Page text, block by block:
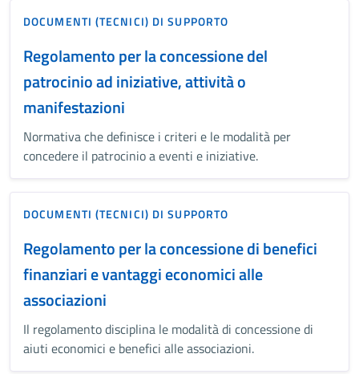
DOCUMENTI (TECNICI) DI SUPPORTO
Regolamento per la concessione del
patrocinio ad iniziative, attività o
manifestazioni
Normativa che definisce i criteri e le modalità per
concedere il patrocinio a eventi e iniziative.
DOCUMENTI (TECNICI) DI SUPPORTO
Regolamento per la concessione di benefici
finanziari e vantaggi economici alle
associazioni
Il regolamento disciplina le modalità di concessione di
aiuti economici e benefici alle associazioni.